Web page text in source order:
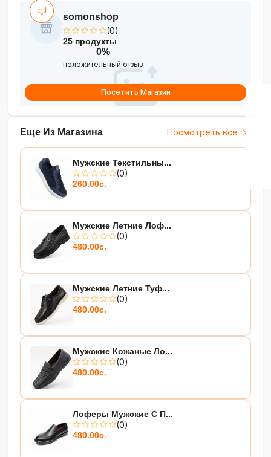
Еще Из Магазина Посмотреть все
Мужские Текстильны...
(0)
260.00с.
Мужские Летние Лоф...
(0)
480.00с.
Мужские Летние Туф...
(0)
480.00с.
Мужские Кожаные Ло...
(0)
480.00с.
Лоферы Мужские С П...
(0)
480.00с.
somonshop
(0)
25 продукты
0%
положительный отзыв
Посетить Магазин